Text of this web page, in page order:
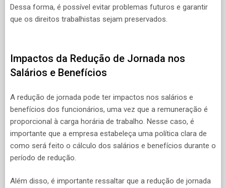
Dessa forma, é possível evitar problemas futuros e garantir
que os direitos trabalhistas sejam preservados.
Impactos da Redução de Jornada nos
Salários e Benefícios
A redução de jornada pode ter impactos nos salários e
benefícios dos funcionários, uma vez que a remuneração é
proporcional à carga horária de trabalho. Nesse caso, é
importante que a empresa estabeleça uma política clara de
como será feito o cálculo dos salários e benefícios durante o
período de redução.
Além disso, é importante ressaltar que a redução de jornada